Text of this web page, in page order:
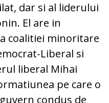
dar si al liderului
El are in
coalitiei minoritare
Liberal si
liberal Mihai
pe care o
condus de